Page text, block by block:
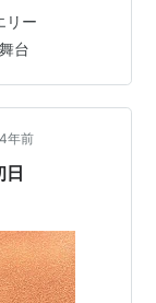
橋本和夫に
い、橋本に
博す橋本の
太郎にある
。実は橋本
リー
舞台
4年前
日